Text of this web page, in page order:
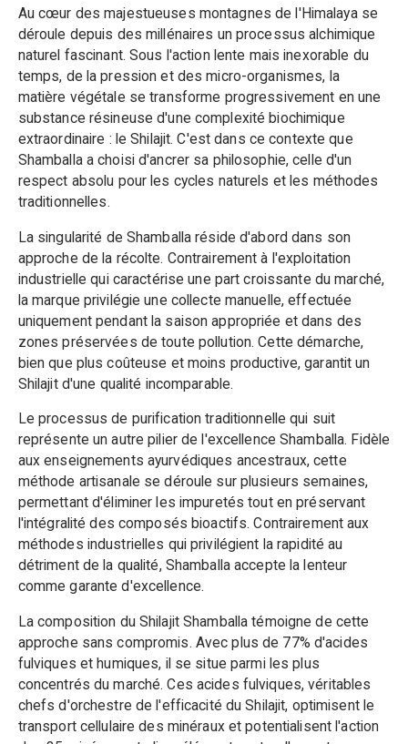
Au cœur des majestueuses montagnes de l'Himalaya se
déroule depuis des millénaires un processus alchimique
naturel fascinant. Sous l'action lente mais inexorable du
temps, de la pression et des micro-organismes, la
matière végétale se transforme progressivement en une
substance résineuse d'une complexité biochimique
extraordinaire : le Shilajit. C'est dans ce contexte que
Shamballa a choisi d'ancrer sa philosophie, celle d'un
respect absolu pour les cycles naturels et les méthodes
traditionnelles.
La singularité de Shamballa réside d'abord dans son
approche de la récolte. Contrairement à l'exploitation
industrielle qui caractérise une part croissante du marché,
la marque privilégie une collecte manuelle, effectuée
uniquement pendant la saison appropriée et dans des
zones préservées de toute pollution. Cette démarche,
bien que plus coûteuse et moins productive, garantit un
Shilajit d'une qualité incomparable.
Le processus de purification traditionnelle qui suit
représente un autre pilier de l'excellence Shamballa. Fidèle
aux enseignements ayurvédiques ancestraux, cette
méthode artisanale se déroule sur plusieurs semaines,
permettant d'éliminer les impuretés tout en préservant
l'intégralité des composés bioactifs. Contrairement aux
méthodes industrielles qui privilégient la rapidité au
détriment de la qualité, Shamballa accepte la lenteur
comme garante d'excellence.
La composition du Shilajit Shamballa témoigne de cette
approche sans compromis. Avec plus de 77% d'acides
fulviques et humiques, il se situe parmi les plus
concentrés du marché. Ces acides fulviques, véritables
chefs d'orchestre de l'efficacité du Shilajit, optimisent le
transport cellulaire des minéraux et potentialisent l'action